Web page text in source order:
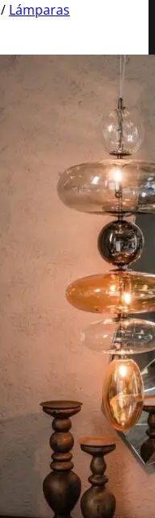
/ Lámparas